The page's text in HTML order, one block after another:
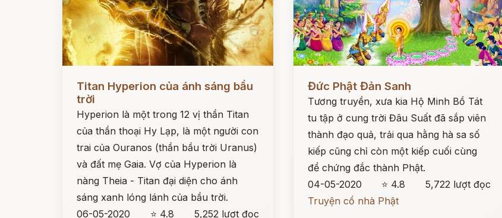
Titan Hyperion của ánh sáng bầu
trời
Hyperion là một trong 12 vị thần Titan
của thần thoại Hy Lạp, là một người con
trai của Ouranos (thần bầu trời Uranus)
và đất mẹ Gaia. Vợ của Hyperion là
nàng Theia - Titan đại diện cho ánh
sáng xanh lóng lánh của bầu trời.
06-05-2020
⭐ 4.8 5,252 lượt đọc
Đức Phật Đản Sanh
Tương truyền, xưa kia Hộ Minh Bồ Tát
tu tập ở cung trời Đâu Suất đã sắp viên
thành đạo quả, trải qua hằng hà sa số
kiếp cũng chỉ còn một kiếp cuối cùng
để chứng đắc thành Phật.
04-05-2020
⭐ 4.8
5,722 lượt đọc
Truyện cổ nhà Phật